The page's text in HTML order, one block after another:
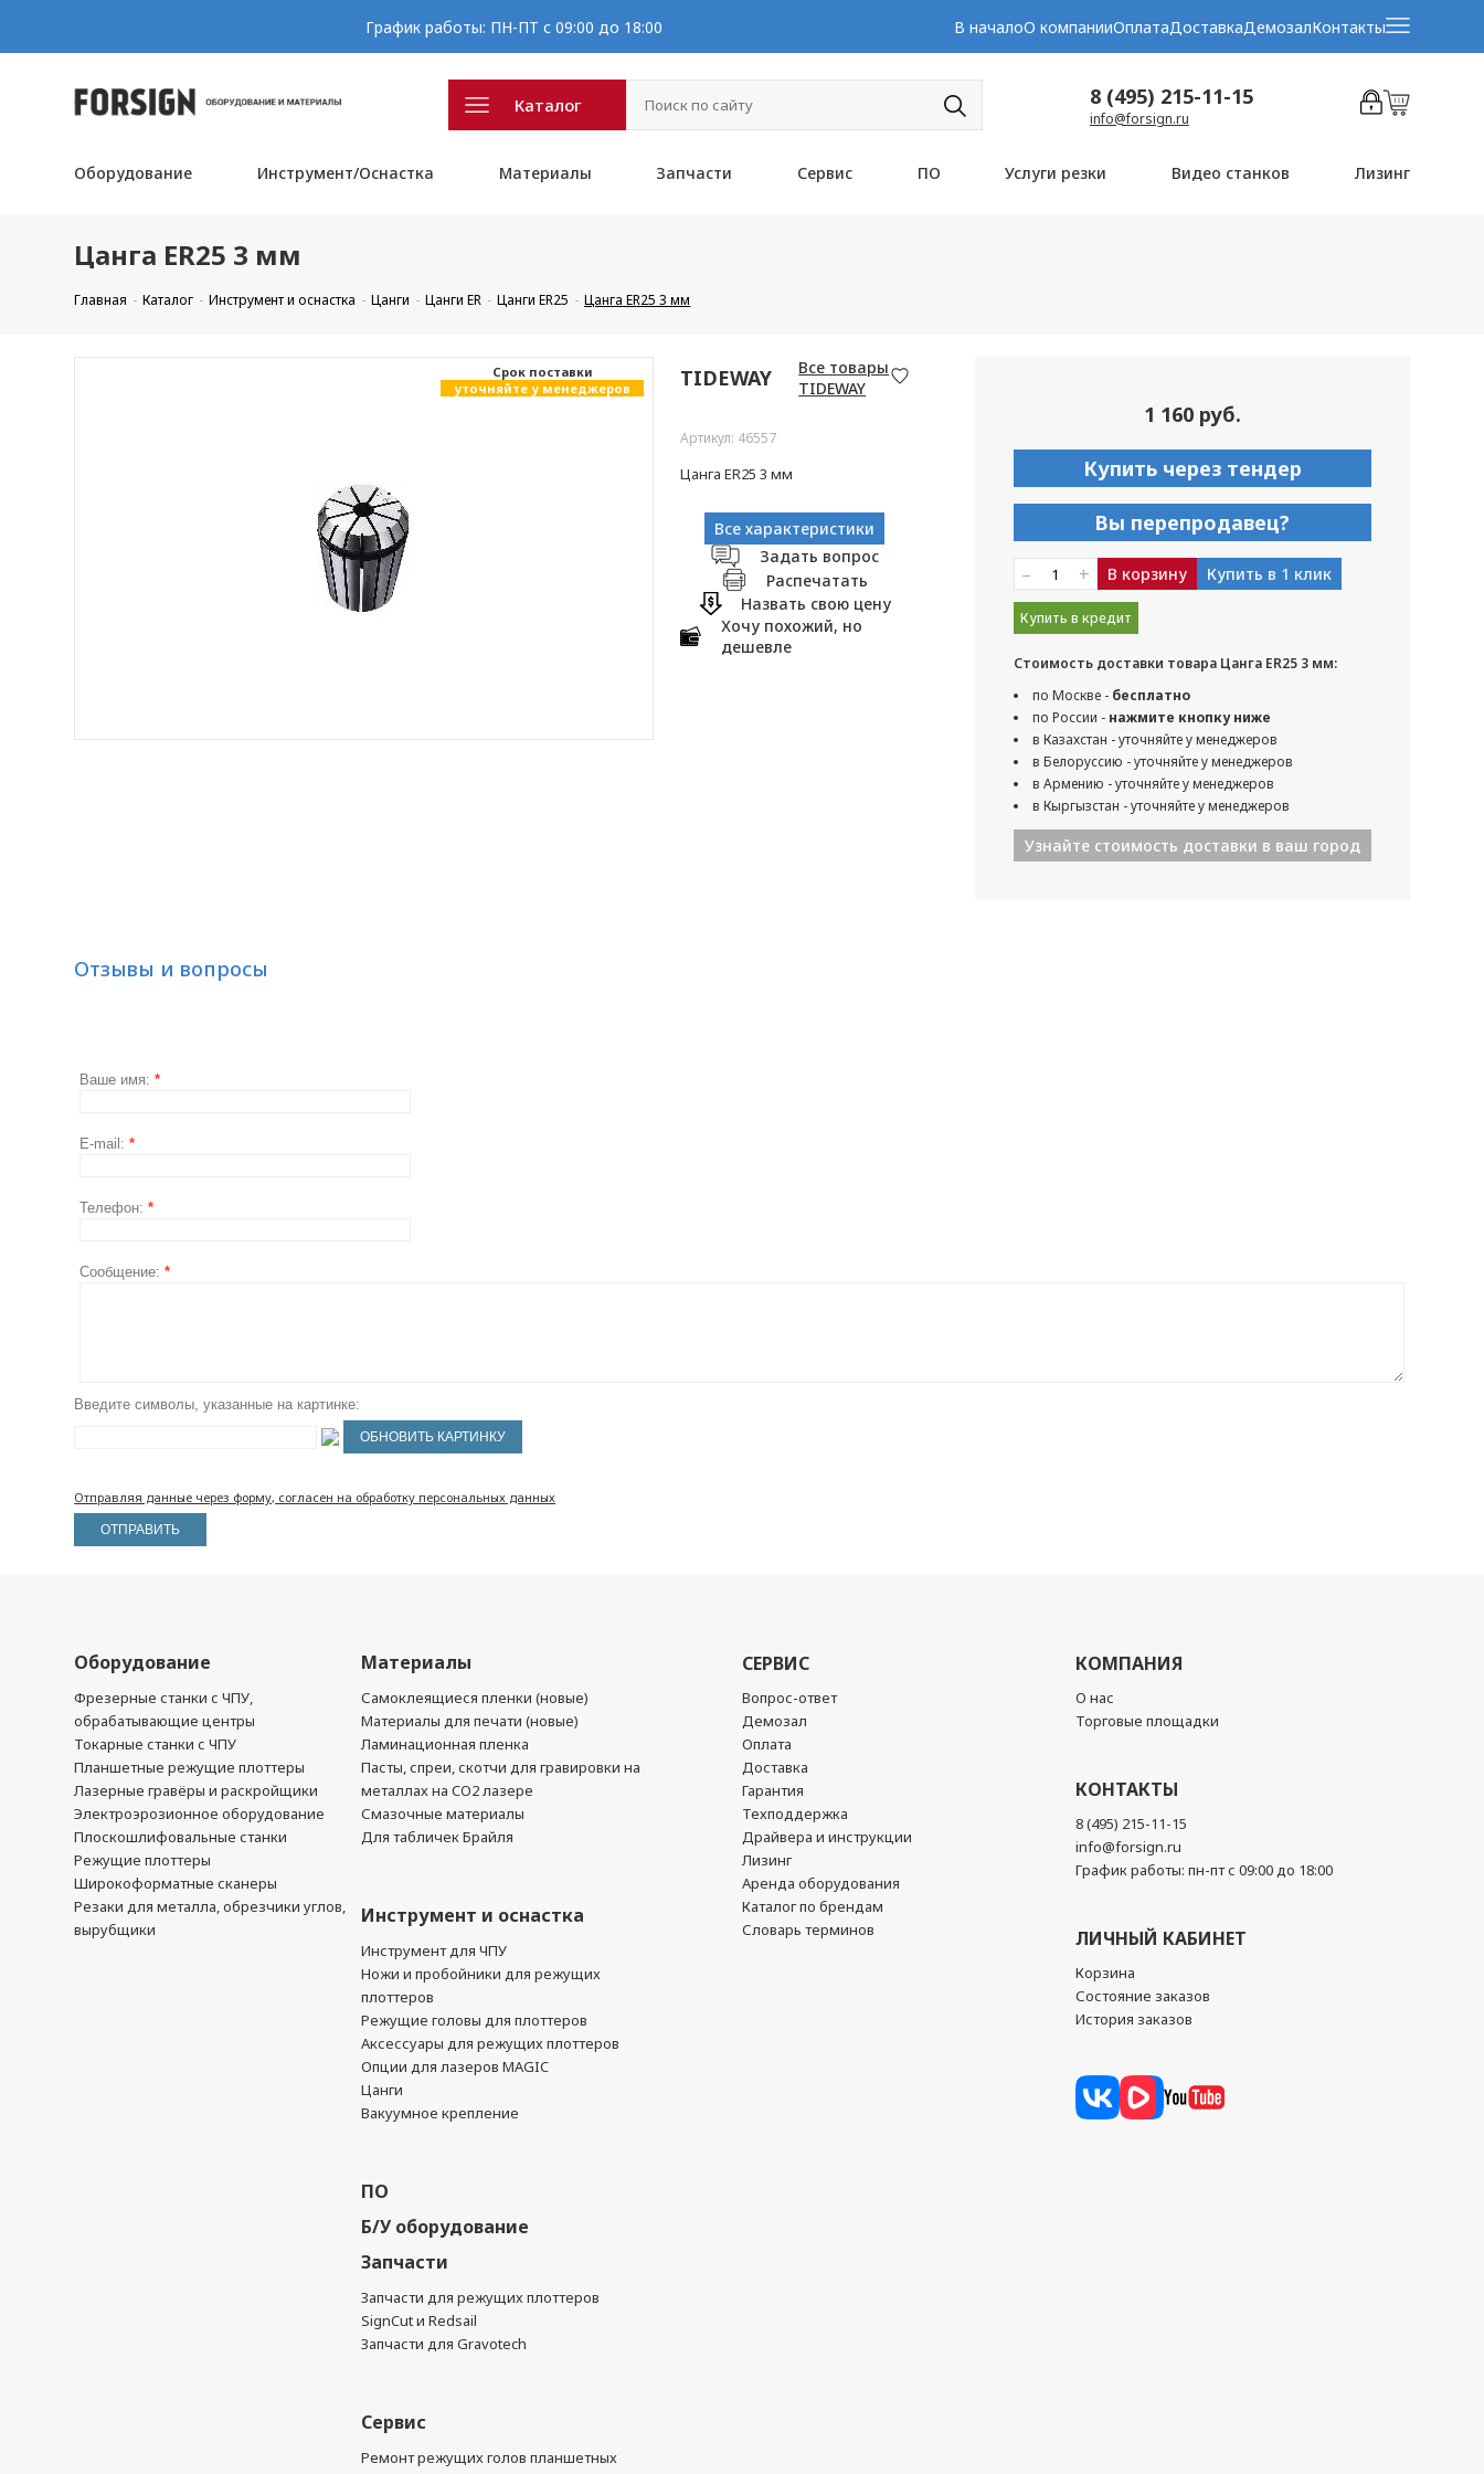
График работы: ПН-ПТ с 09:00 до 18:00 В началоО компанииОплатаДоставкаДемозалКонтакты
Каталог 8 (495) 215-11-15
info@forsign.ru
Оборудование Инструмент/Оснастка Материалы Запчасти Сервис ПО Услуги резки Видео станков Лизинг
Цанга ER25 3 мм
Главная Каталог Инструмент и оснастка Цанги Цанги ER Цанги ER25 Цанга ER25 3 мм
Cрок поставки
уточняйте у менеджеров
TIDEWAY
Все товары
TIDEWAY
Артикул: 46557
Цанга ER25 3 мм
Все характеристики
Задать вопрос
Распечатать
Назвать свою цену
Хочу похожий, но
дешевле
1 160 руб.
Купить через тендер
Вы перепродавец?
– + В корзину Купить в 1 клик
Купить в кредит
Стоимость доставки товара Цанга ER25 3 мм:
по Москве - бесплатно
по России - нажмите кнопку ниже
в Казахстан - уточняйте у менеджеров
в Белоруссию - уточняйте у менеджеров
в Армению - уточняйте у менеджеров
в Кыргызстан - уточняйте у менеджеров
Узнайте стоимость доставки в ваш город
Отзывы и вопросы
Ваше имя:*
E-mail:*
Телефон:*
Сообщение:*
Введите символы, указанные на картинке:
Отправляя данные через форму, согласен на обработку персональных данных
Оборудование
Фрезерные станки с ЧПУ,
обрабатывающие центры
Токарные станки с ЧПУ
Планшетные режущие плоттеры
Лазерные гравёры и раскройщики
Электроэрозионное оборудование
Плоскошлифовальные станки
Режущие плоттеры
Широкоформатные сканеры
Резаки для металла, обрезчики углов,
вырубщики
Материалы
Самоклеящиеся пленки (новые)
Материалы для печати (новые)
Ламинационная пленка
Пасты, спреи, скотчи для гравировки на
металлах на CO2 лазере
Смазочные материалы
Для табличек Брайля
Инструмент и оснастка
Инструмент для ЧПУ
Ножи и пробойники для режущих
плоттеров
Режущие головы для плоттеров
Аксессуары для режущих плоттеров
Опции для лазеров MAGIC
Цанги
Вакуумное крепление
ПО
Б/У оборудование
Запчасти
Запчасти для режущих плоттеров
SignCut и Redsail
Запчасти для Gravotech
Сервис
Ремонт режущих голов планшетных
СЕРВИС
Вопрос-ответ
Демозал
Оплата
Доставка
Гарантия
Техподдержка
Драйвера и инструкции
Лизинг
Аренда оборудования
Каталог по брендам
Словарь терминов
КОМПАНИЯ
О нас
Торговые площадки
КОНТАКТЫ
8 (495) 215-11-15
info@forsign.ru
График работы: пн-пт с 09:00 до 18:00
ЛИЧНЫЙ КАБИНЕТ
Корзина
Состояние заказов
История заказов